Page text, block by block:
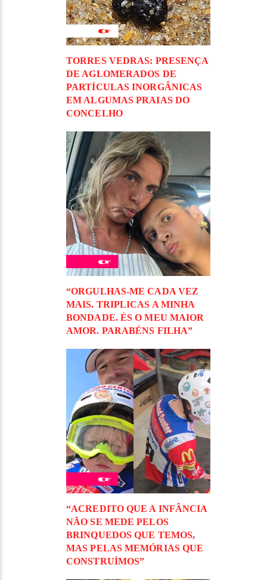
TORRES VEDRAS: PRESENÇA
DE AGLOMERADOS DE
PARTÍCULAS INORGÂNICAS
EM ALGUMAS PRAIAS DO
CONCELHO
“ORGULHAS-ME CADA VEZ
MAIS. TRIPLICAS A MINHA
BONDADE. ÉS O MEU MAIOR
AMOR. PARABÉNS FILHA”
“ACREDITO QUE A INFÂNCIA
NÃO SE MEDE PELOS
BRINQUEDOS QUE TEMOS,
MAS PELAS MEMÓRIAS QUE
CONSTRUÍMOS”